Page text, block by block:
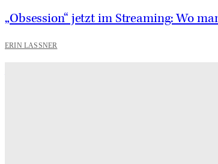
„Obsession“ jetzt im Streaming: Wo
ERIN LASSNER